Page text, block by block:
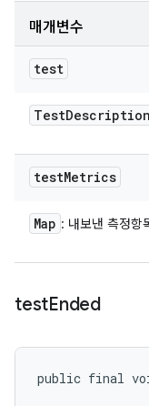
매개변수
test
TestDescription
testMetrics
Map : 내보낸 측정항
testEnded
public final